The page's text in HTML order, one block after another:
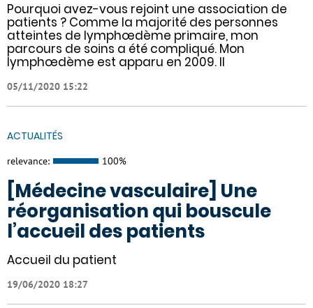
Pourquoi avez-vous rejoint une association de
patients ? Comme la majorité des personnes
atteintes de lymphœdème primaire, mon
parcours de soins a été compliqué. Mon
lymphœdème est apparu en 2009. Il
05/11/2020 15:22
ACTUALITÉS
relevance: 100%
[Médecine vasculaire] Une
réorganisation qui bouscule
l’accueil des patients
Accueil du patient
19/06/2020 18:27